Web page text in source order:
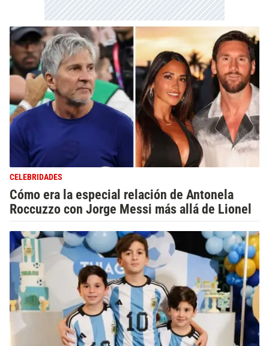
CELEBRIDADES
Cómo era la especial relación de Antonela
Roccuzzo con Jorge Messi más allá de Lionel